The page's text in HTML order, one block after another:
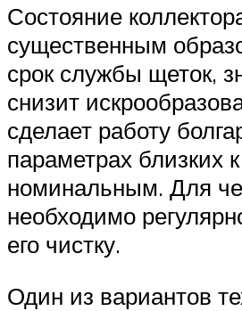
Состояние
существенным
срок службы щеток,
снизит
сделает работу
параметрах близких к
номинальным. Для
необходимо
его чистку.
Один из вариантов